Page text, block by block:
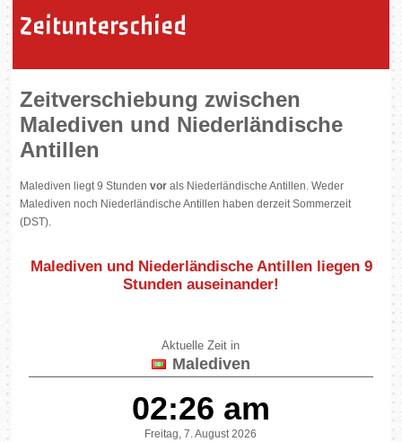
Zeitunterschied
Zeitverschiebung zwischen
Malediven und Niederländische
Antillen
Malediven liegt 9 Stundenvor als Niederländische Antillen. Weder
Malediven noch Niederländische Antillen haben derzeit Sommerzeit
(DST).
Malediven und Niederländische Antillen liegen 9
Stunden auseinander!
Aktuelle Zeit in
Malediven
02:26 am
Freitag, 7. August 2026